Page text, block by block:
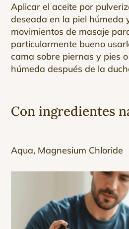
Aplicar el aceite por
deseada en la piel húmeda
movimientos de masaje
particularmente bueno
cama sobre piernas y pies
húmeda después de la
Con ingredientes
Aqua, Magnesium Chloride